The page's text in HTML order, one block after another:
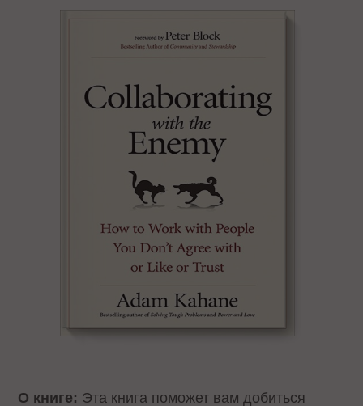
О книге: Эта книга поможет вам добиться